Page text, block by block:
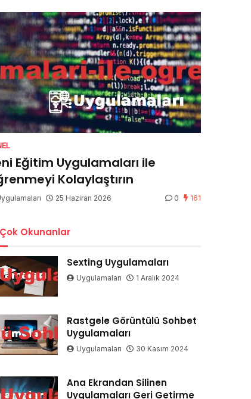
Eğitim Uygulamaları ile
Kolaylaştırın
25 Haziran 2026 0 161
Okunanlar
Sexting Uygulamaları
Uygulamaları 1 Aralık 2024
Rastgele Görüntülü Sohbet
Uygulamaları
Uygulamaları 30 Kasım 2024
Ana Ekrandan Silinen
Uygulamaları Geri Getirme